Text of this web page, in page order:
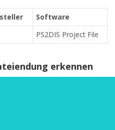
Software
PS2DIS Project File
erkennen